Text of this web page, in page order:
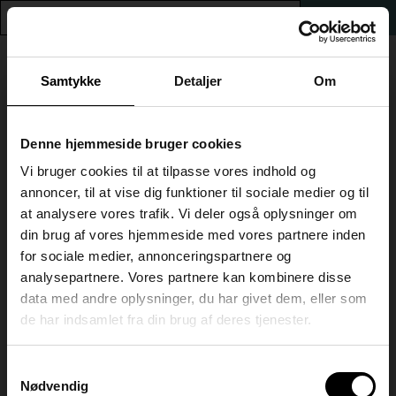
Samtykke Detaljer Om
Denne hjemmeside bruger cookies
Vi bruger cookies til at tilpasse vores indhold og
annoncer, til at vise dig funktioner til sociale medier og til
at analysere vores trafik. Vi deler også oplysninger om
din brug af vores hjemmeside med vores partnere inden
for sociale medier, annonceringspartnere og
analysepartnere. Vores partnere kan kombinere disse
data med andre oplysninger, du har givet dem, eller som
de har indsamlet fra din brug af deres tjenester.
Nødvendig
0
Naturvidenskab, G
TILBAGE TIL SØGNING
Pris: DKK 150,00
Om faget
Du får en bred naturfaglig viden, der gør det muligt for dig at
Naturvidenskab integrerer emner fra biologi, kemi, fysik og
info
Information om
tilmelding
Dette er HF & VUC København Syds webshop.Her kan
du tilmelde dig
HF-enkeltfag, AVU-enkeltfag, FVU og
e-learning.
Når du tilmelder dig hold/fag, skal du være
opmærksom på:
billede af eksamensbeviset med din telefon og uploade.
Luk